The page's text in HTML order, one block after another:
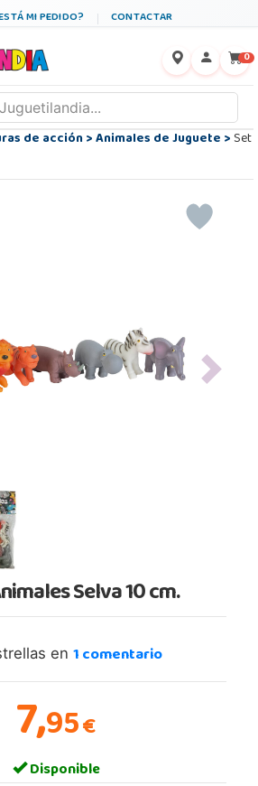
MI PEDIDO? CONTACTAR
0
de acción>Animales de Juguete>Set
Next
Selva 10 cm.
en 1comentario
7,95€
Disponible